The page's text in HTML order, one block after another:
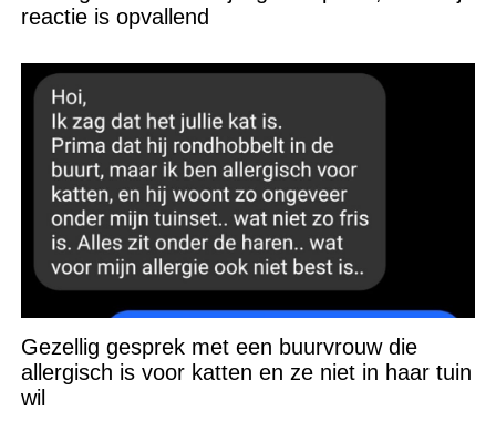
reactie is opvallend
Gezellig gesprek met een buurvrouw die
allergisch is voor katten en ze niet in haar tuin
wil